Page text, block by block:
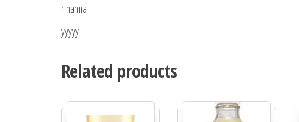
rihanna
yyyyy
Related products